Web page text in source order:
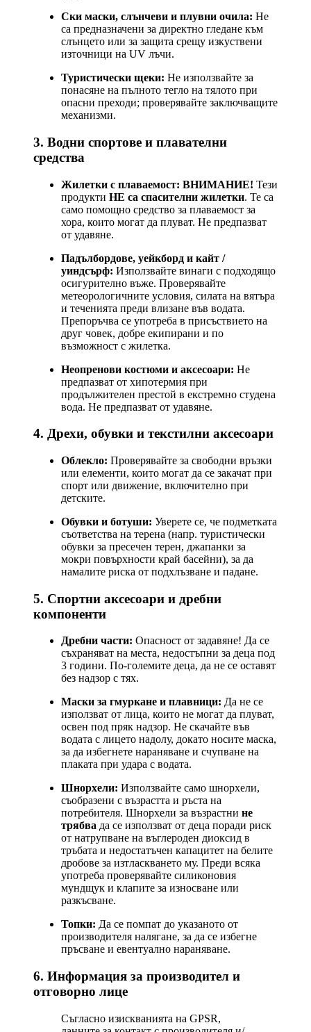
Ски маски, слънчеви и плувни очила: Не
са предназначени за директно гледане към
слънцето или за защита срещу изкуствени
източници на UV лъчи.
Туристически щеки: Не използвайте за
понасяне на пълното тегло на тялото при
опасни преходи; проверявайте заключващите
механизми.
3. Водни спортове и плавателни
средства
Жилетки с плаваемост: ВНИМАНИЕ! Тези
продукти НЕ са спасителни жилетки. Те са
само помощно средство за плаваемост за
хора, които могат да плуват. Не предпазват
от удавяне.
Падълбордове, уейкборд и кайт /
уиндсърф: Използвайте винаги с подходящо
осигурително въже. Проверявайте
метеорологичните условия, силата на вятъра
и теченията преди влизане във водата.
Препоръчва се употреба в присъствието на
друг човек, добре екипирани и по
възможност с жилетка.
Неопренови костюми и аксесоари: Не
предпазват от хипотермия при
продължителен престой в екстремно студена
вода. Не предпазват от удавяне.
4. Дрехи, обувки и текстилни аксесоари
Облекло: Проверявайте за свободни връзки
или елементи, които могат да се закачат при
спорт или движение, включително при
детските.
Обувки и ботуши: Уверете се, че подметката
съответства на терена (напр. туристически
обувки за пресечен терен, джапанки за
мокри повърхности край басейни), за да
намалите риска от подхлъзване и падане.
5. Спортни аксесоари и дребни
компоненти
Дребни части: Опасност от задавяне! Да се
съхраняват на места, недостъпни за деца под
3 години. По-големите деца, да не се оставят
без надзор с тях.
Маски за гмуркане и плавници: Да не се
използват от лица, които не могат да плуват,
освен под пряк надзор. Не скачайте във
водата с лицето надолу, докато носите маска,
за да избегнете нараняване и счупване на
плаката при удара с водата.
Шнорхели: Използвайте само шнорхели,
съобразени с възрастта и ръста на
потребителя. Шнорхели за възрастни не
трябва да се използват от деца поради риск
от натрупване на въглероден диоксид в
тръбата и недостатъчен капацитет на белите
дробове за изтласкването му. Преди всяка
употреба проверявайте силиконовия
мундщук и клапите за износване или
разкъсване.
Топки: Да се помпат до указаното от
производителя налягане, за да се избегне
пръсване и евентуално нараняване.
6. Информация за производител и
отговорно лице
Съгласно изискванията на GPSR,